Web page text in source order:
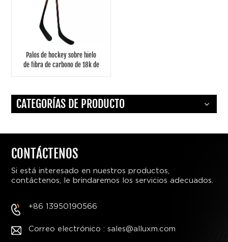
Palos de hockey sobre hielo
de fibra de carbono de 18k de
CATEGORÍAS DE PRODUCTO
CONTÁCTENOS
Si está interesado en nuestros productos,
contáctenos, le brindaremos los servicios adecuados.
+86 13950190566
Correo electrónico : sales@alluxm.com